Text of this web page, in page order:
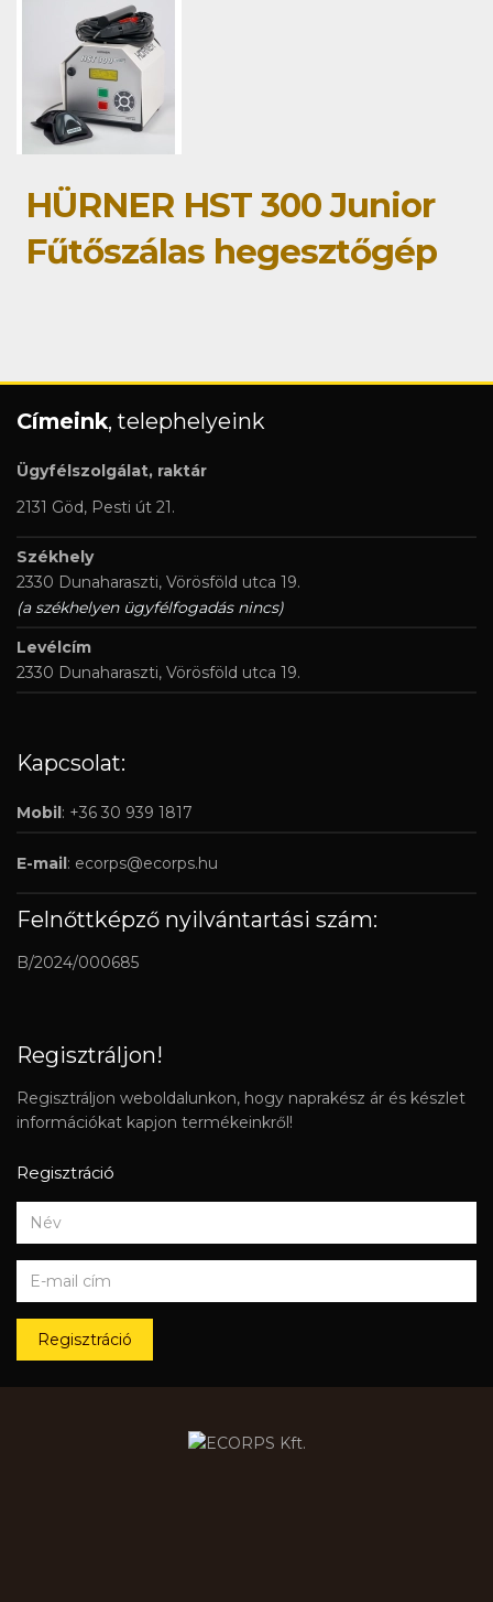
HÜRNER HST 300 Junior
Fűtőszálas hegesztőgép
Címeink, telephelyeink
Ügyfélszolgálat, raktár
2131 Göd, Pesti út 21.
Székhely
2330 Dunaharaszti, Vörösföld utca 19.
(a székhelyen ügyfélfogadás nincs)
Levélcím
2330 Dunaharaszti, Vörösföld utca 19.
Kapcsolat:
Mobil: +36 30 939 1817
E-mail: ecorps@ecorps.hu
Felnőttképző nyilvántartási szám:
B/2024/000685
Regisztráljon!
Regisztráljon weboldalunkon, hogy naprakész ár és készlet
információkat kapjon termékeinkről!
Regisztráció
Regisztráció